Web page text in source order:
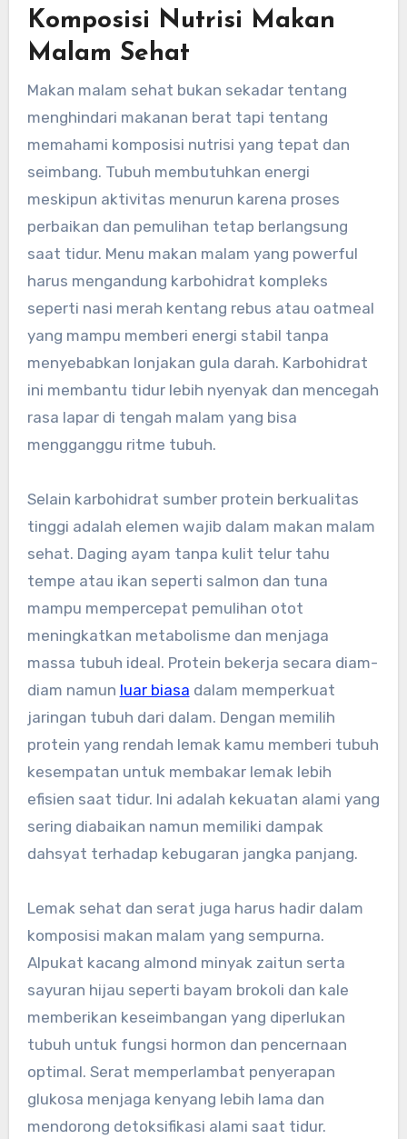
Komposisi Nutrisi Makan
Malam Sehat
Makan malam sehat bukan sekadar tentang
menghindari makanan berat tapi tentang
memahami komposisi nutrisi yang tepat dan
seimbang. Tubuh membutuhkan energi
meskipun aktivitas menurun karena proses
perbaikan dan pemulihan tetap berlangsung
saat tidur. Menu makan malam yang powerful
harus mengandung karbohidrat kompleks
seperti nasi merah kentang rebus atau oatmeal
yang mampu memberi energi stabil tanpa
menyebabkan lonjakan gula darah. Karbohidrat
ini membantu tidur lebih nyenyak dan mencegah
rasa lapar di tengah malam yang bisa
mengganggu ritme tubuh.
Selain karbohidrat sumber protein berkualitas
tinggi adalah elemen wajib dalam makan malam
sehat. Daging ayam tanpa kulit telur tahu
tempe atau ikan seperti salmon dan tuna
mampu mempercepat pemulihan otot
meningkatkan metabolisme dan menjaga
massa tubuh ideal. Protein bekerja secara diam-
diam namun luar biasa dalam memperkuat
jaringan tubuh dari dalam. Dengan memilih
protein yang rendah lemak kamu memberi tubuh
kesempatan untuk membakar lemak lebih
efisien saat tidur. Ini adalah kekuatan alami yang
sering diabaikan namun memiliki dampak
dahsyat terhadap kebugaran jangka panjang.
Lemak sehat dan serat juga harus hadir dalam
komposisi makan malam yang sempurna.
Alpukat kacang almond minyak zaitun serta
sayuran hijau seperti bayam brokoli dan kale
memberikan keseimbangan yang diperlukan
tubuh untuk fungsi hormon dan pencernaan
optimal. Serat memperlambat penyerapan
glukosa menjaga kenyang lebih lama dan
mendorong detoksifikasi alami saat tidur.